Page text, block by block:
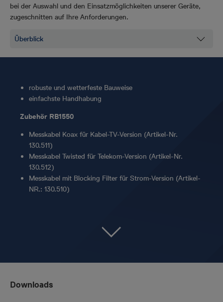
bei der Auswahl und den Einsatzmöglichkeiten unserer Geräte,
zugeschnitten auf Ihre Anforderungen.
robuste und wetterfeste Bauweise
einfachste Handhabung
Zubehör RB1550
Messkabel Koax für Kabel-TV-Version (Artikel-Nr.
130.511)
Messkabel Twisted für Telekom-Version (Artikel-Nr.
130.512)
Messkabel mit Blocking Filter für Strom-Version (Artikel-
NR.: 130.510)
Downloads